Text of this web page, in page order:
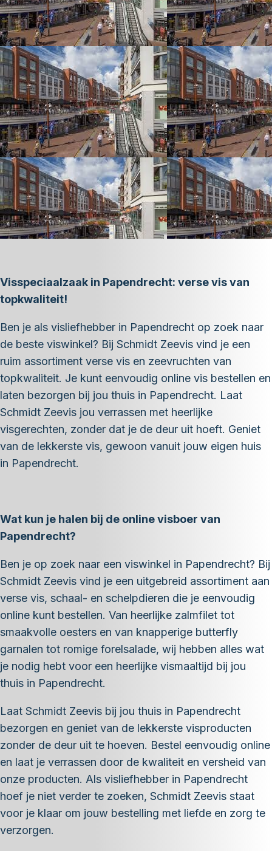
Visspeciaalzaak in Papendrecht: verse vis van
topkwaliteit!
Ben je als visliefhebber in Papendrecht op zoek naar
de beste viswinkel? Bij Schmidt Zeevis vind je een
ruim assortiment verse vis en zeevruchten van
topkwaliteit. Je kunt eenvoudig online vis bestellen en
laten bezorgen bij jou thuis in Papendrecht. Laat
Schmidt Zeevis jou verrassen met heerlijke
visgerechten, zonder dat je de deur uit hoeft. Geniet
van de lekkerste vis, gewoon vanuit jouw eigen huis
in Papendrecht.
Wat kun je halen bij de online visboer van
Papendrecht?
Ben je op zoek naar een viswinkel in Papendrecht? Bij
Schmidt Zeevis vind je een uitgebreid assortiment aan
verse vis, schaal- en schelpdieren die je eenvoudig
online kunt bestellen. Van heerlijke zalmfilet tot
smaakvolle oesters en van knapperige butterfly
garnalen tot romige forelsalade, wij hebben alles wat
je nodig hebt voor een heerlijke vismaaltijd bij jou
thuis in Papendrecht.
Laat Schmidt Zeevis bij jou thuis in Papendrecht
bezorgen en geniet van de lekkerste visproducten
zonder de deur uit te hoeven. Bestel eenvoudig online
en laat je verrassen door de kwaliteit en versheid van
onze producten. Als visliefhebber in Papendrecht
hoef je niet verder te zoeken, Schmidt Zeevis staat
voor je klaar om jouw bestelling met liefde en zorg te
verzorgen.